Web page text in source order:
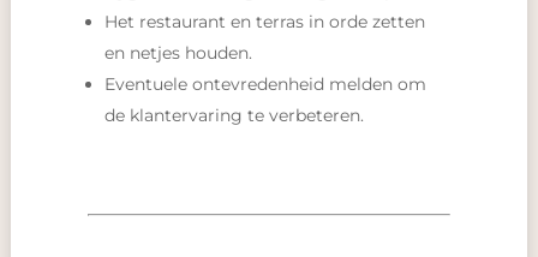
Het restaurant en terras in orde zetten
en netjes houden.
Eventuele ontevredenheid melden om
de klantervaring te verbeteren.